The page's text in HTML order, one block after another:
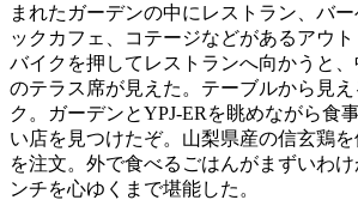
まれたガーデンの中にレストラン、バ
ックカフェ、コテージなどがあるアウ
バイクを押してレストランへ向かうと
のテラス席が見えた。テーブルから見
ク。ガーデンとYPJ-ERを眺めながら食
い店を見つけたぞ。山梨県産の信玄鶏
を注文。外で食べるごはんがまずいわ
ンチを心ゆくまで堪能した。